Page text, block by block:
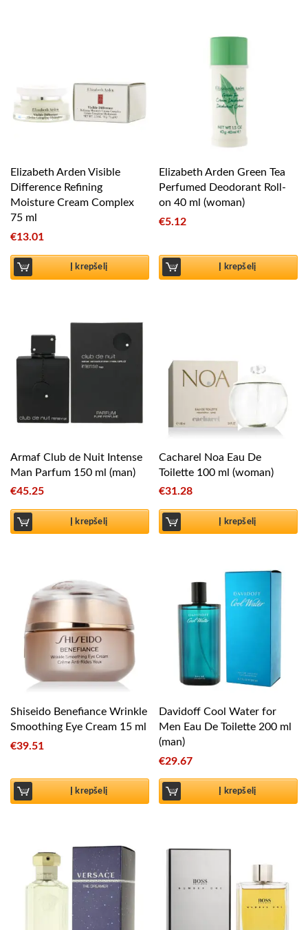
Elizabeth Arden Visible
Difference Refining
Moisture Cream Complex
75 ml
€13.01
Į krepšelį
Elizabeth Arden Green Tea
Perfumed Deodorant Roll-
on 40 ml (woman)
€5.12
Į krepšelį
Armaf Club de Nuit Intense
Man Parfum 150 ml (man)
€45.25
Į krepšelį
Cacharel Noa Eau De
Toilette 100 ml (woman)
€31.28
Į krepšelį
Shiseido Benefiance Wrinkle
Smoothing Eye Cream 15 ml
€39.51
Į krepšelį
Davidoff Cool Water for
Men Eau De Toilette 200 ml
(man)
€29.67
Į krepšelį